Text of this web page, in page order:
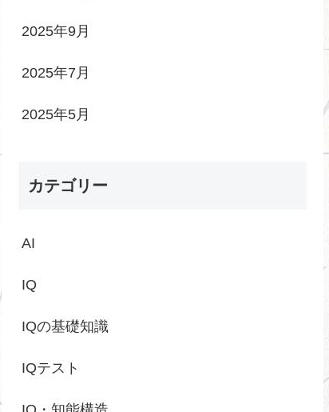
2025年9月
2025年7月
2025年5月
カテゴリー
AI
IQ
IQの基礎知識
IQテスト